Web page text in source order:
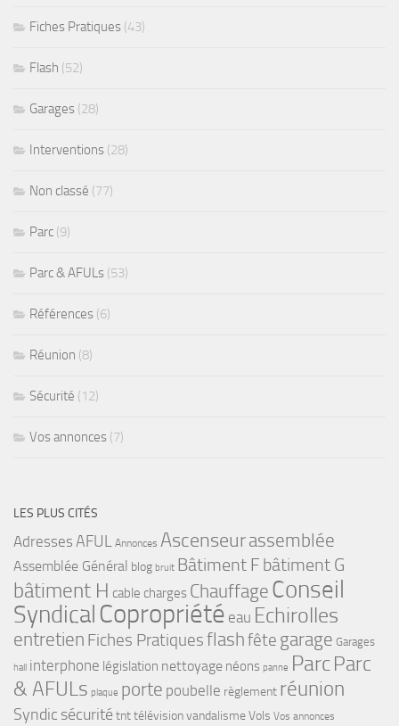
Fiches Pratiques (43)
Flash (52)
Garages (28)
Interventions (28)
Non classé (77)
Parc (9)
Parc & AFULs (53)
Références (6)
Réunion (8)
Sécurité (12)
Vos annonces (7)
LES PLUS CITÉS
Adresses AFUL Annonces Ascenseurassemblée
Assemblée Général blog bruit Bâtiment F bâtiment G
bâtiment H cable charges Chauffage Conseil
Syndical Copropriété eau Echirolles
entretien Fiches Pratiquesflashfête garage Garages
hall interphone législation nettoyage néons panne ParcParc
& AFULs plaque porte poubelle règlement réunion
Syndic sécurité tnttélévisionvandalismeVols Vos annonces